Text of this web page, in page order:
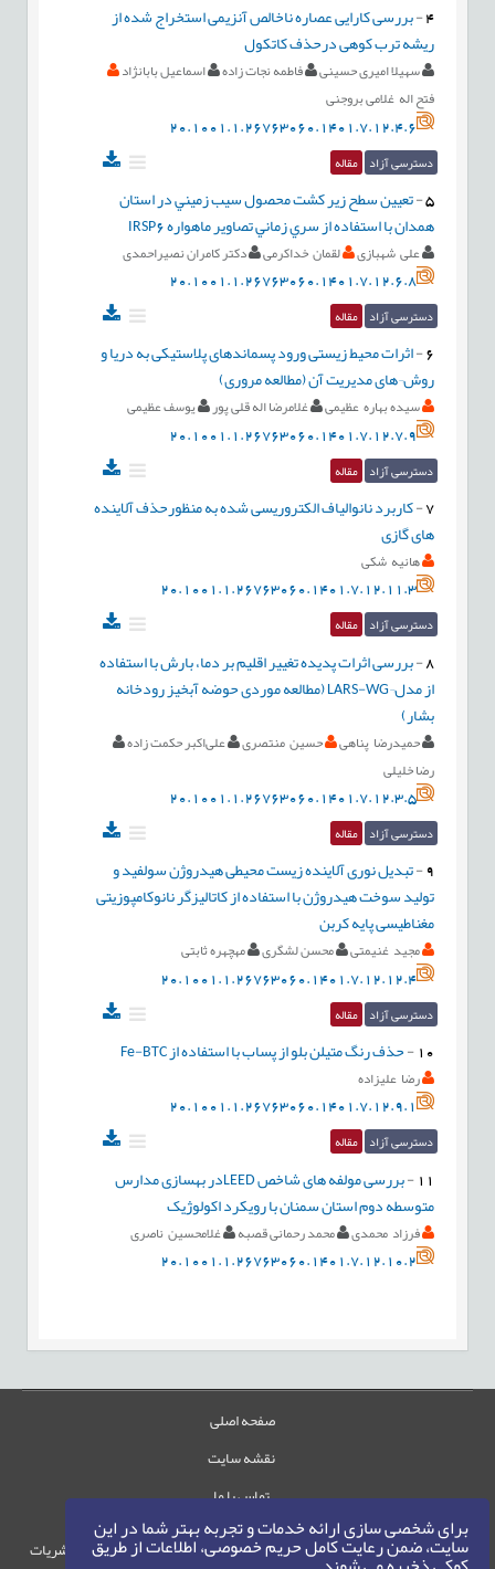
برای شخصی سازی ارائه خدمات و تجربه بهتر شما در این
سایت، ضمن رعایت کامل حریم خصوصی، اطلاعات از طریق
4
-بررسی کارایی عصاره ناخالص آنزیمی استخراج شده از
ریشه ترب کوهی درحذف کاتکول
سهیلا امیری حسینی فاطمه نجات زاده
اسماعیل بابانژاد
فتح اله غلامی بروجنی
20.1001.1.26763060.1401.7.12.4.6
دسترسی آزاد مقاله
5
-تعيين سطح زير كشت محصول سيب زميني در استان
همدان با استفاده از سري زماني تصاوير ماهواره IRSP6
علی شهبازی لقمان خداکرمی دکتر کامران نصیراحمدی
20.1001.1.26763060.1401.7.12.6.8
دسترسی آزاد مقاله
6
-اثرات محیط زیستی ورود پسماندهای پلاستیکی به دریا و
روش¬های مدیریت آن (مطالعه مروری)
سیده بهاره عظیمی غلامرضا اله قلی پور یوسف عظیمی
20.1001.1.26763060.1401.7.12.7.9
دسترسی آزاد مقاله
7
-کاربرد نانوالیاف الکتروریسی شده به منظورحذف آلاینده
های گازی
هانیه شکی
20.1001.1.26763060.1401.7.12.11.3
دسترسی آزاد مقاله
8
-بررسی اثرات پدیده تغییر اقلیم بر دما، بارش با استفاده
از مدل¬LARS-WG (مطالعه موردی حوضه آبخیز رودخانه
بشار)
حمیدرضا پناهی حسین منتصری
علی‌اکبر حکمت زاده
رضا خلیلی
20.1001.1.26763060.1401.7.12.3.5
دسترسی آزاد مقاله
9
-تبدیل نوری آلاینده زیست محیطی هیدروژن سولفید و
تولید سوخت هیدروژن با استفاده از کاتالیزگر نانوکامپوزیتی
مغناطیسی پایه کربن
مجید غنیمتی محسن لشگری مهچهره ثابتی
20.1001.1.26763060.1401.7.12.12.4
دسترسی آزاد مقاله
10
-حذف رنگ متیلن بلو از پساب با استفاده از Fe-BTC
رضا علیزاده
20.1001.1.26763060.1401.7.12.9.1
دسترسی آزاد مقاله
11
-
بررسی مولفه های شاخص LEEDدر بهسازی مدارس
متوسطه دوم استان سمنان با رویکرد اکولوژیک
فرزاد محمدی محمد رحمانی قصبه غلامحسین ناصری
20.1001.1.26763060.1401.7.12.10.2
صفحه اصلی
نقشه سایت
تماس با ما
حقوق این وب‌سایت متعلق به سامانه مدیریت نشریات